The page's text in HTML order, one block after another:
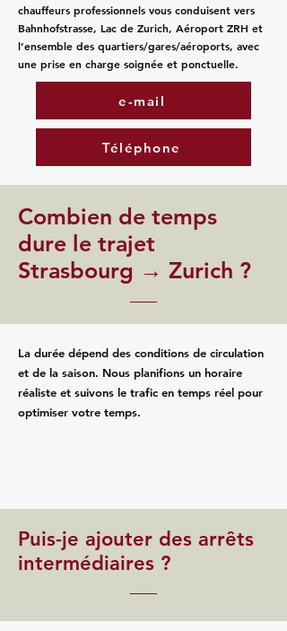
chauffeurs professionnels vous conduisent vers
Bahnhofstrasse, Lac de Zurich, Aéroport ZRH et
l’ensemble des quartiers/gares/aéroports, avec
une prise en charge soignée et ponctuelle.
e-mail
Téléphone
Combien de temps
dure le trajet
Strasbourg → Zurich ?
La durée dépend des conditions de circulation
et de la saison. Nous planifions un horaire
réaliste et suivons le trafic en temps réel pour
optimiser votre temps.
Puis-je ajouter des arrêts
intermédiaires ?